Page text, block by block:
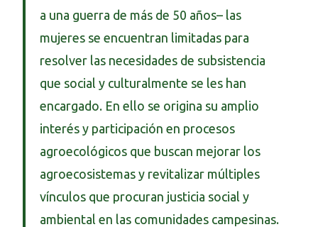
a una guerra de más de 50 años– las
mujeres se encuentran limitadas para
resolver las necesidades de subsistencia
que social y culturalmente se les han
encargado. En ello se origina su amplio
interés y participación en procesos
agroecológicos que buscan mejorar los
agroecosistemas y revitalizar múltiples
vínculos que procuran justicia social y
ambiental en las comunidades campesinas.